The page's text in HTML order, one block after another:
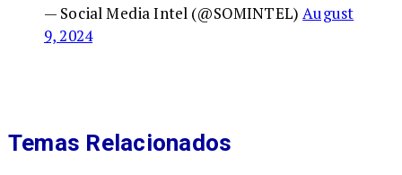
— Social Media Intel (@SOMINTEL) August
9, 2024
Temas Relacionados